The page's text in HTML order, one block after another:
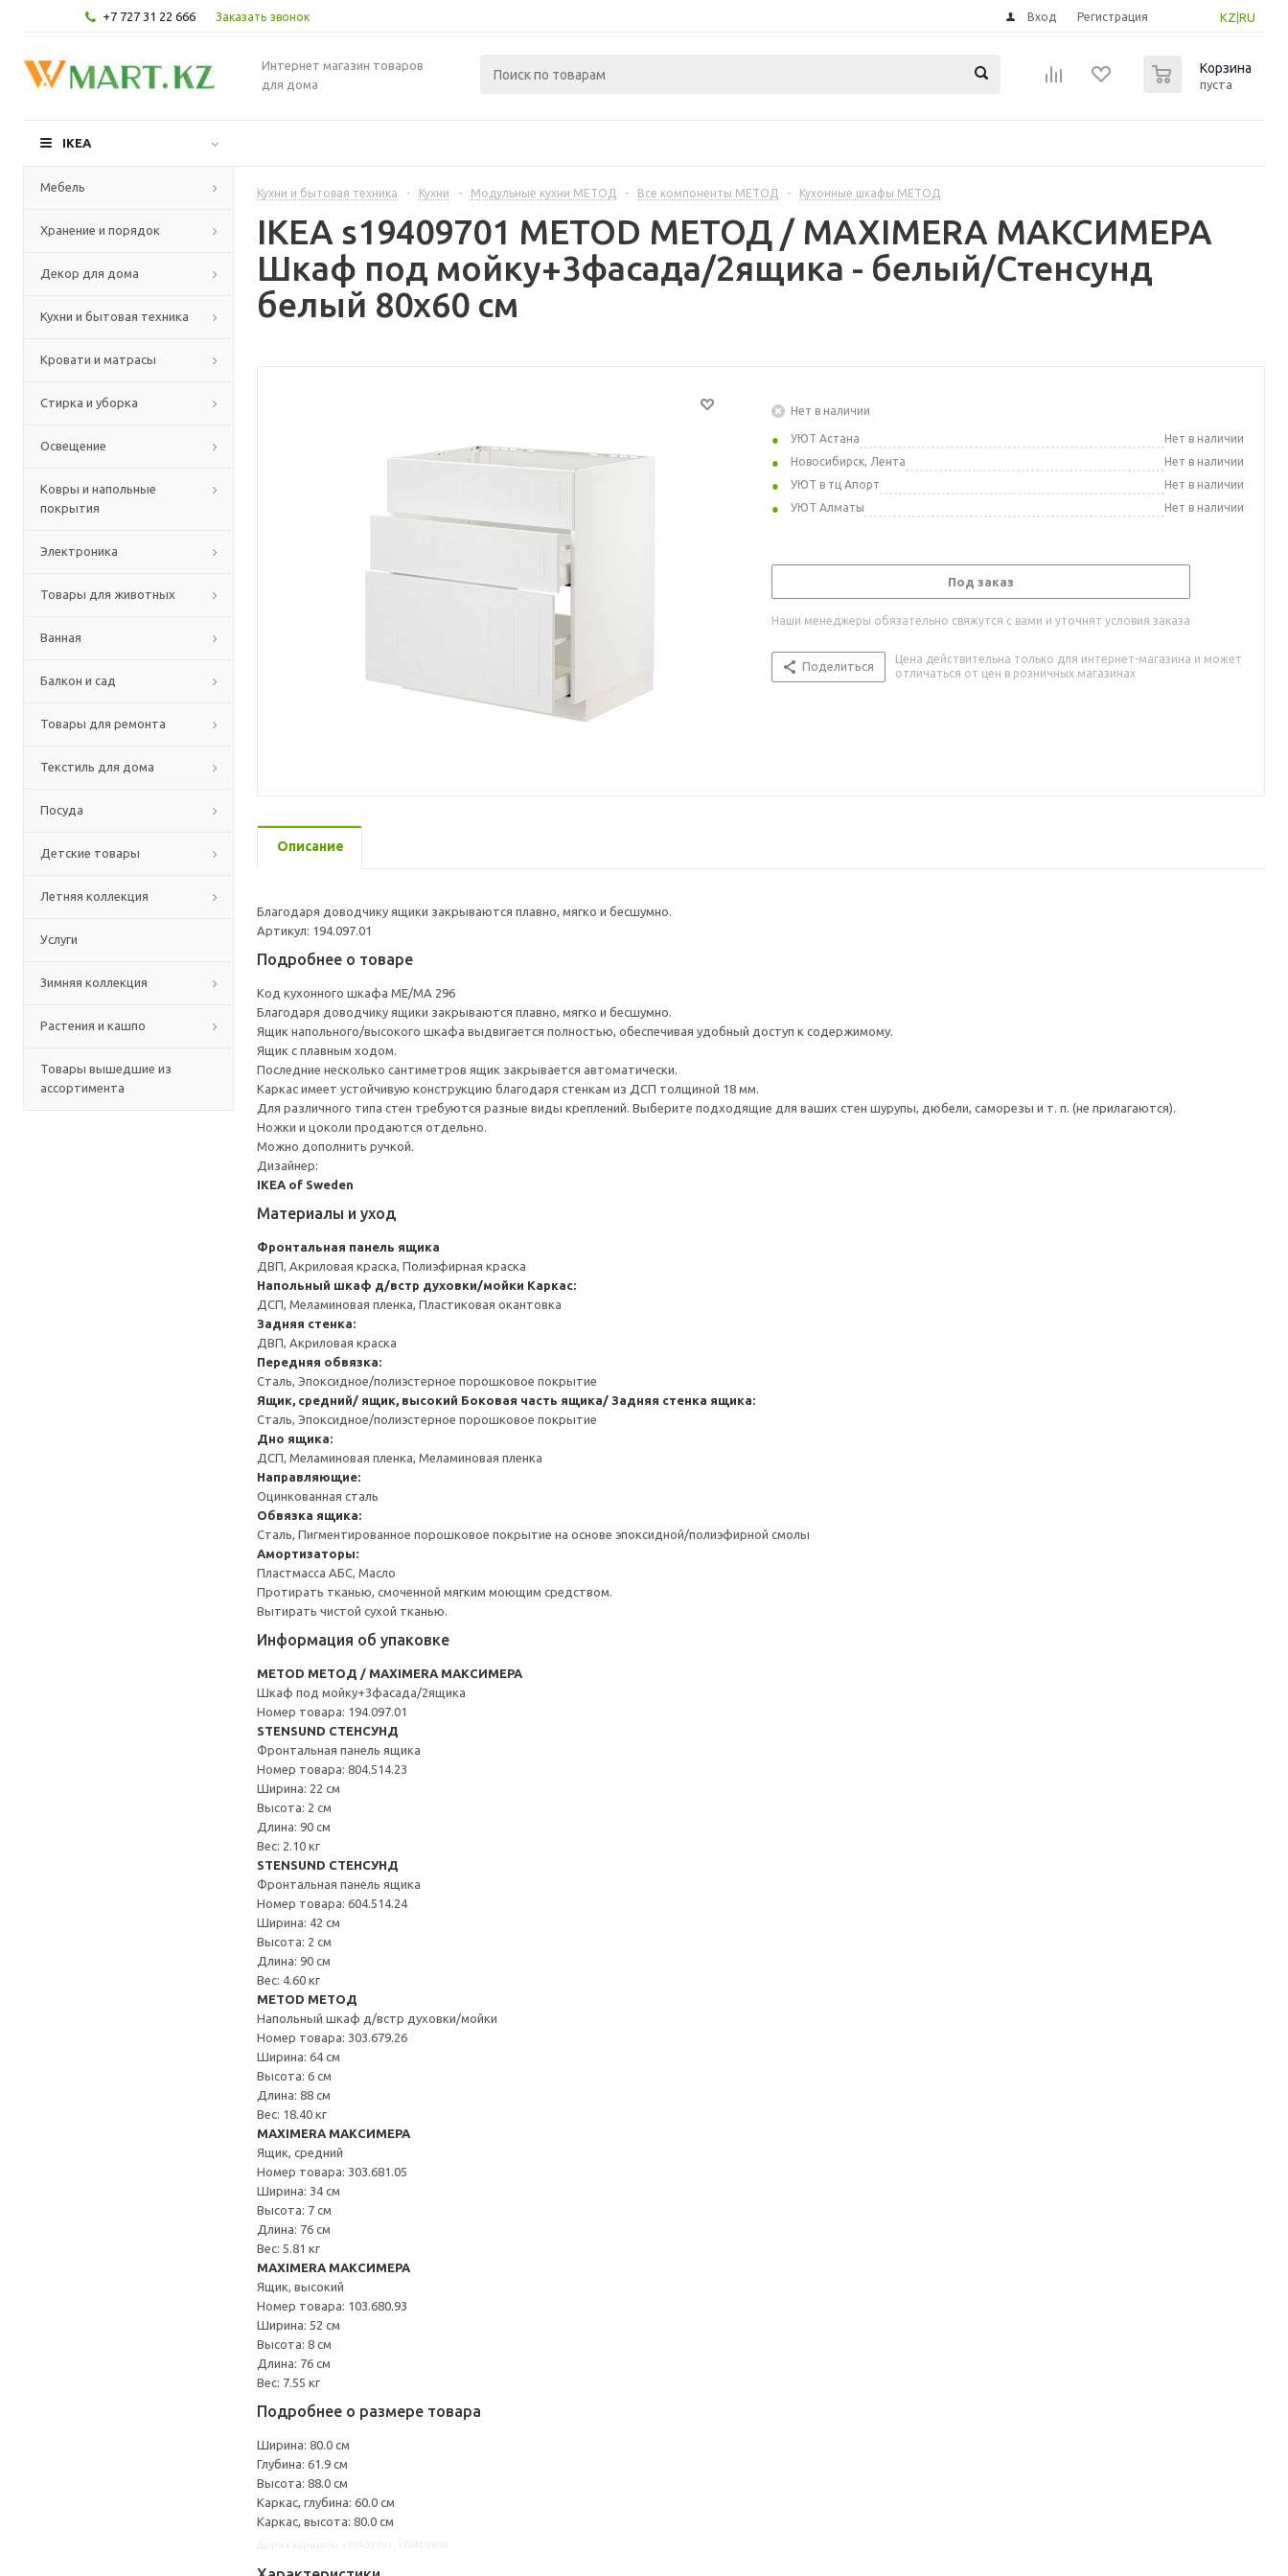
+7 727 31 22 666 Заказать звонок KZ RU
Вход Регистрация
Интернет магазин товаров
для дома
Корзина
пуста
IKEA
Мебель
Хранение и порядок
Декор для дома
Кухни и бытовая техника
Кровати и матрасы
Стирка и уборка
Освещение
Ковры и напольные
покрытия
Электроника
Товары для животных
Ванная
Балкон и сад
Товары для ремонта
Текстиль для дома
Посуда
Детские товары
Летняя коллекция
Услуги
Зимняя коллекция
Растения и кашпо
Товары вышедшие из
ассортимента
Кухни и бытовая техника - Кухни - Модульные кухни МЕТОД - Все компоненты МЕТОД - Кухонные шкафы МЕТОД
IKEA s19409701 METOD МЕТОД / MAXIMERA МАКСИМЕРА
Шкаф под мойку+3фасада/2ящика - белый/Стенсунд
белый 80x60 см
Нет в наличии
УЮТ Астана
Нет в наличии
Новосибирск, Лента
Нет в наличии
УЮТ в тц Апорт
Нет в наличии
УЮТ Алматы
Нет в наличии
Под заказ
Наши менеджеры обязательно свяжутся с вами и уточнят условия заказа
Поделиться
Цена действительна только для интернет-магазина и может
отличаться от цен в розничных магазинах
Описание
Благодаря доводчику ящики закрываются плавно, мягко и бесшумно.
Артикул: 194.097.01
Подробнее о товаре
Код кухонного шкафа ME/MA 296
Благодаря доводчику ящики закрываются плавно, мягко и бесшумно.
Ящик напольного/высокого шкафа выдвигается полностью, обеспечивая удобный доступ к содержимому.
Ящик с плавным ходом.
Последние несколько сантиметров ящик закрывается автоматически.
Каркас имеет устойчивую конструкцию благодаря стенкам из ДСП толщиной 18 мм.
Для различного типа стен требуются разные виды креплений. Выберите подходящие для ваших стен шурупы, дюбели, саморезы и т. п. (не прилагаются).
Ножки и цоколи продаются отдельно.
Можно дополнить ручкой.
Дизайнер:
IKEA of Sweden
Материалы и уход
Фронтальная панель ящика
ДВП, Акриловая краска, Полиэфирная краска
Напольный шкаф д/встр духовки/мойки Каркас:
ДСП, Меламиновая пленка, Пластиковая окантовка
Задняя стенка:
ДВП, Акриловая краска
Передняя обвязка:
Сталь, Эпоксидное/полиэстерное порошковое покрытие
Ящик, средний/ ящик, высокий Боковая часть ящика/ Задняя стенка ящика:
Сталь, Эпоксидное/полиэстерное порошковое покрытие
Дно ящика:
ДСП, Меламиновая пленка, Меламиновая пленка
Направляющие:
Оцинкованная сталь
Обвязка ящика:
Сталь, Пигментированное порошковое покрытие на основе эпоксидной/полиэфирной смолы
Амортизаторы:
Пластмасса АБС, Масло
Протирать тканью, смоченной мягким моющим средством.
Вытирать чистой сухой тканью.
Информация об упаковке
METOD МЕТОД / MAXIMERA МАКСИМЕРА
Шкаф под мойку+3фасада/2ящика
Номер товара: 194.097.01
STENSUND СТЕНСУНД
Фронтальная панель ящика
Номер товара: 804.514.23
Ширина: 22 см
Высота: 2 см
Длина: 90 см
Вес: 2.10 кг
STENSUND СТЕНСУНД
Фронтальная панель ящика
Номер товара: 604.514.24
Ширина: 42 см
Высота: 2 см
Длина: 90 см
Вес: 4.60 кг
METOD МЕТОД
Напольный шкаф д/встр духовки/мойки
Номер товара: 303.679.26
Ширина: 64 см
Высота: 6 см
Длина: 88 см
Вес: 18.40 кг
MAXIMERA МАКСИМЕРА
Ящик, средний
Номер товара: 303.681.05
Ширина: 34 см
Высота: 7 см
Длина: 76 см
Вес: 5.81 кг
MAXIMERA МАКСИМЕРА
Ящик, высокий
Номер товара: 103.680.93
Ширина: 52 см
Высота: 8 см
Длина: 76 см
Вес: 7.55 кг
Подробнее о размере товара
Ширина: 80.0 см
Глубина: 61.9 см
Высота: 88.0 см
Каркас, глубина: 60.0 см
Каркас, высота: 80.0 см